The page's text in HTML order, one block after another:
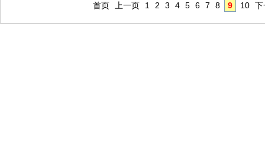
首页 上一页 1 2 3 4 5 6 7 8 9 10 下